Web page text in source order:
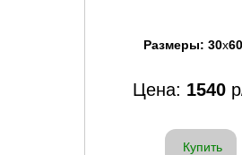
Размеры: 30x60
Цена: 1540
Купить